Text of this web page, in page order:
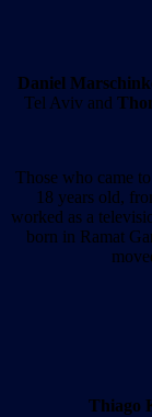
Daniel
Tel Aviv and
Those who came
18 years old,
worked as a
born in Ramat
Thiago